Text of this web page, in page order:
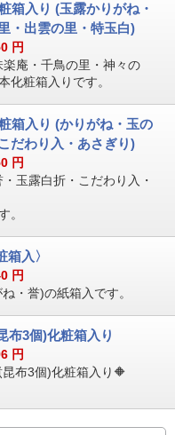
箱入り (玉露かりがね・
・出雲の里・特玉白)
円
庵・千鳥の里・神々の
化粧箱入りです。
箱入り (かりがね・玉の
だわり入・あさぎり)
円
玉露白折・こだわり入・
。
入〉
円
・誉)の紙箱入です。
布3個)化粧箱入り
円
布3個)化粧箱入り🔶